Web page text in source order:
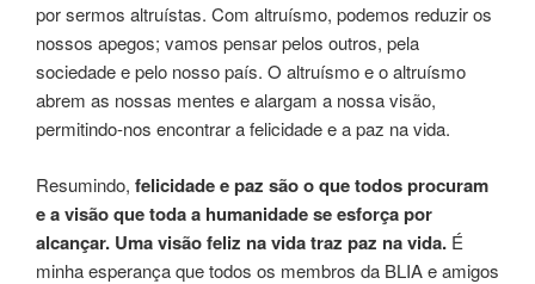
por sermos altruístas. Com altruísmo, podemos reduzir os
nossos apegos; vamos pensar pelos outros, pela
sociedade e pelo nosso país. O altruísmo e o altruísmo
abrem as nossas mentes e alargam a nossa visão,
permitindo-nos encontrar a felicidade e a paz na vida.
Resumindo, felicidade e paz são o que todos procuram
e a visão que toda a humanidade se esforça por
alcançar. Uma visão feliz na vida traz paz na vida. É
minha esperança que todos os membros da BLIA e amigos